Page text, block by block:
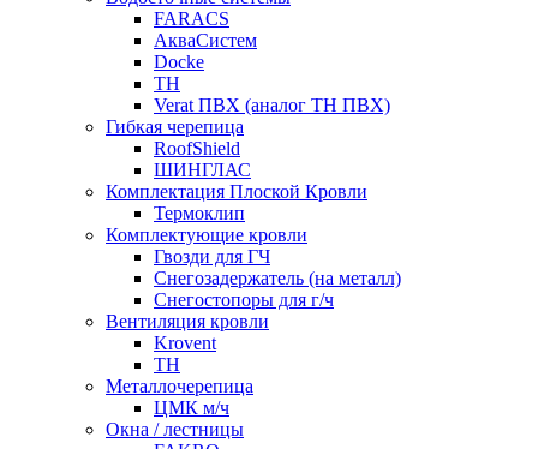
FARACS
АкваСистем
Docke
ТН
Verat ПВХ (аналог ТН ПВХ)
Гибкая черепица
RoofShield
ШИНГЛАС
Комплектация Плоской Кровли
Термоклип
Комплектующие кровли
Гвозди для ГЧ
Снегозадержатель (на металл)
Снегостопоры для г/ч
Вентиляция кровли
Krovent
ТН
Металлочерепица
ЦМК м/ч
Окна / лестницы